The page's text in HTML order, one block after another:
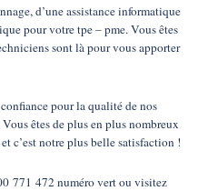
d’une assistance informatique
pour votre tpe – pme. Vous êtes
sont là pour vous apporter
pour la qualité de nos
êtes de plus en plus nombreux
c’est notre plus belle satisfaction !
771 472 numéro vert ou visitez